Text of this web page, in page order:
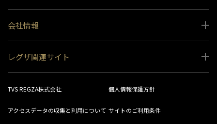
取扱説明書ダウンロード
インフォメーション 一覧
生産終了商品一覧
ソフトウェアダウンロード情報
会社情報
ニュース
会社概要
レグザ関連サイト
レグザ オンラインストア
レグザ メンバーズ
法人向けサイト
TVS REGZA株式会社 個人情報保護方針
アクセスデータの収集と利用について サイトのご利用条件